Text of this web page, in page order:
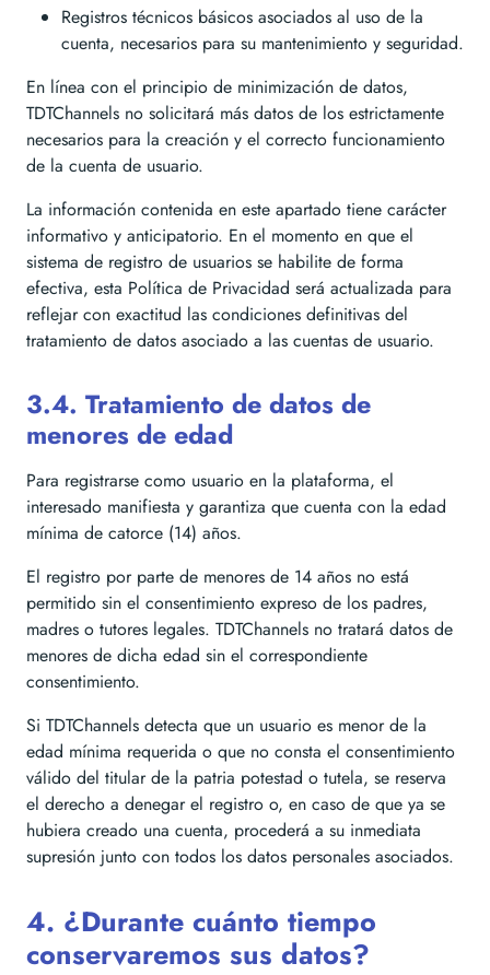
Registros técnicos básicos asociados al uso de la
cuenta, necesarios para su mantenimiento y seguridad.
En línea con el principio de minimización de datos,
TDTChannels no solicitará más datos de los estrictamente
necesarios para la creación y el correcto funcionamiento
de la cuenta de usuario.
La información contenida en este apartado tiene carácter
informativo y anticipatorio. En el momento en que el
sistema de registro de usuarios se habilite de forma
efectiva, esta Política de Privacidad será actualizada para
reflejar con exactitud las condiciones definitivas del
tratamiento de datos asociado a las cuentas de usuario.
3.4. Tratamiento de datos de
menores de edad
Para registrarse como usuario en la plataforma, el
interesado manifiesta y garantiza que cuenta con la edad
mínima de catorce (14) años.
El registro por parte de menores de 14 años no está
permitido sin el consentimiento expreso de los padres,
madres o tutores legales. TDTChannels no tratará datos de
menores de dicha edad sin el correspondiente
consentimiento.
Si TDTChannels detecta que un usuario es menor de la
edad mínima requerida o que no consta el consentimiento
válido del titular de la patria potestad o tutela, se reserva
el derecho a denegar el registro o, en caso de que ya se
hubiera creado una cuenta, procederá a su inmediata
supresión junto con todos los datos personales asociados.
4. ¿Durante cuánto tiempo
conservaremos sus datos?